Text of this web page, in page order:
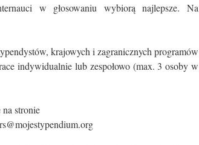
w głosowaniu wybiorą najlepsze. Na
krajowych i zagranicznych programów
indywidualnie lub zespołowo (max. 3 osoby w
stronie